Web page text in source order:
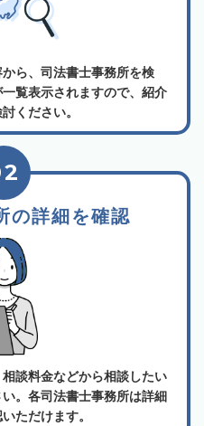
ら、司法書士事務所を検
覧表示されますので、紹介
ください。
の詳細を確認
談料金などから相談したい
。各司法書士事務所は詳細
ただけます。